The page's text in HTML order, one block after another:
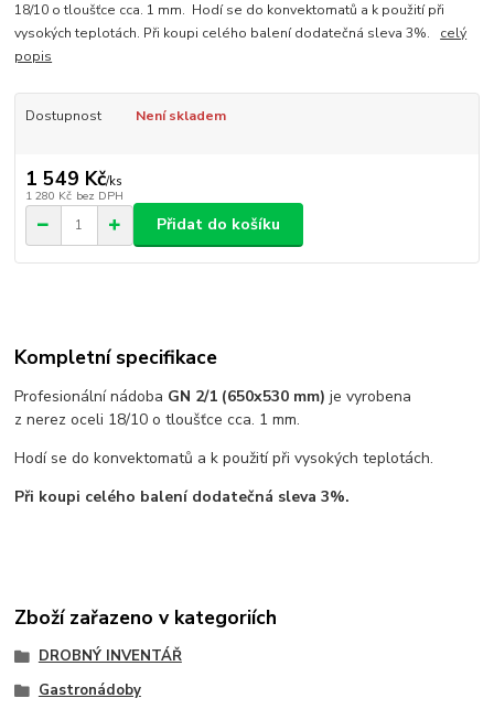
18/10 o tloušťce cca. 1 mm. Hodí se do konvektomatů a k použití při
vysokých teplotách. Při koupi celého balení dodatečná sleva 3%. celý
popis
Dostupnost Není skladem
1 549 Kč/ks
1 280 Kč bez DPH
Přidat do košíku
Kompletní specifikace
Profesionální nádoba GN 2/1 (650x530 mm)je vyrobena
z nerez oceli 18/10 o tloušťce cca. 1 mm.
Hodí se do konvektomatů a k použití při vysokých teplotách.
Při koupi celého balení dodatečná sleva 3%.
Zboží zařazeno v kategoriích
DROBNÝ INVENTÁŘ
Gastronádoby